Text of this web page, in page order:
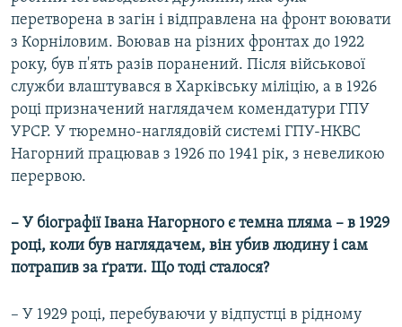
перетворена в загін і відправлена на фронт воювати
з Корніловим. Воював на різних фронтах до 1922
року, був п'ять разів поранений. Після військової
служби влаштувався в Харківську міліцію, а в 1926
році призначений наглядачем комендатури ГПУ
УРСР. У тюремно-наглядовій системі ГПУ-НКВС
Нагорний працював з 1926 по 1941 рік, з невеликою
перервою.
– У біографії Івана Нагорного є темна пляма – в 1929
році, коли був наглядачем, він убив людину і сам
потрапив за ґрати. Що тоді сталося?
– У 1929 році, перебуваючи у відпустці в рідному